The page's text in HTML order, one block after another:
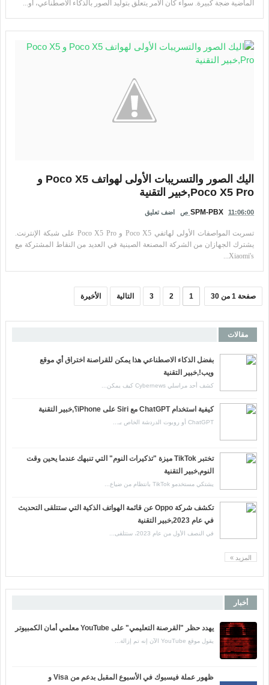
الماضية ضجة كبيرة. سواء كان الأمر يتعلق بتوليد الصور بالذكاء الاصطناعي، أو...
اليك الصور والتسريبات الأولى لهواتف Poco X5 و
Poco X5 Pro,خبير التقنية
SPM-PBX 11:06:00 ص اضف تعليق
تسربت المواصفات الأولى لهاتفي Poco X5 و Poco X5 Pro على شبكة الإنترنت.
يشترك الجهازان من الشركة المصنعة الصينية في العديد من النقاط المشتركة مع
Xiaomi's...
صفحة 1 من 30 1
2
3 التالية الأخيرة
مقالات
بفضل الذكاء الاصطناعي هذا يمكن للقراصنة اختراق أي موقع
ويب!,خبير التقنية
كشف أحد مراسلي Cybernews كيف يمكن...
كيفية استخدام ChatGPT مع Siri على iPhone؟,خبير التقنية
ChatGPT أو روبوت الدردشة الخاص بـ...
تختبر TikTok ميزة "تذكيرات النوم" التي تنبهك عندما يحين وقت
النوم,خبير التقنية
يشتكي مستخدمو TikTok بانتظام من ضياع...
تكشف شركة Oppo عن قائمة الهواتف الذكية التي ستتلقى التحديث
في عام 2023,خبير التقنية
في النصف الأول من عام 2023، ستتلقى...
المزيد »
أخبار
يهدد حظر "القرصنة التعليمي" على YouTube معلمي أمان الكمبيوتر
يقول موقع YouTube الآن إنه تم إزالة...
ظهور عملة فيسبوك في الأسبوع المقبل بدعم من Visa و